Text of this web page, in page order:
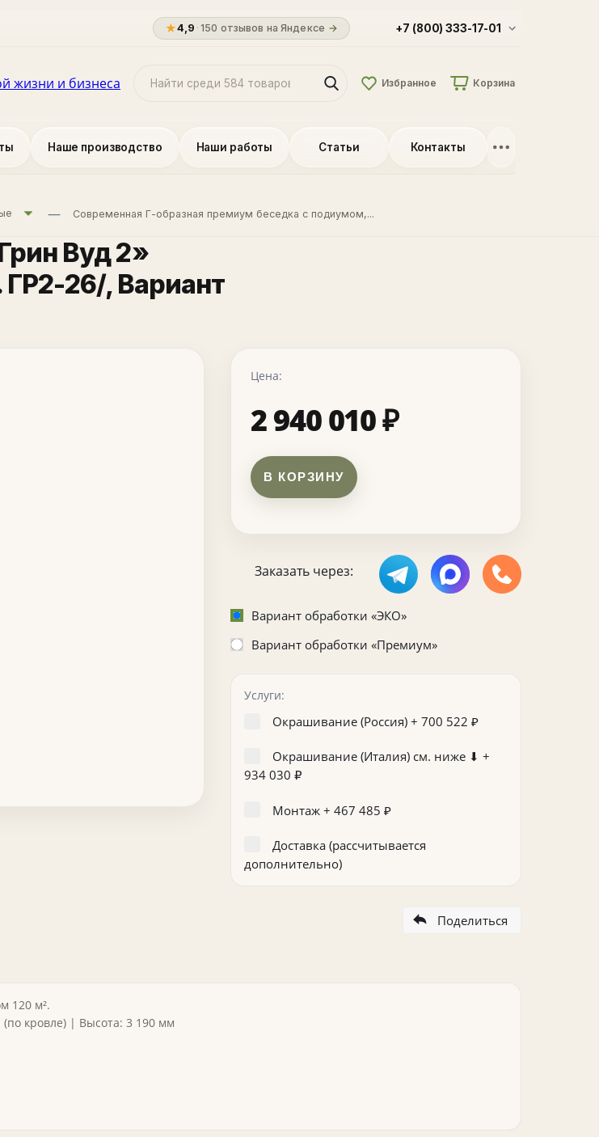
★4,9 · 150 отзывов на Яндексе → +7 (800) 333-17-01
Избранное Корзина
Наше производство Наши работы Статьи Контакты
Современная Г-образная премиум беседка с подиумом,...
Вуд 2»
ГР2-26/, Вариант
Цена:
2 940 010₽
В КОРЗИНУ
Заказать через:
Вариант обработки «ЭКО»
Вариант обработки «Премиум»
Услуги:
Окрашивание (Россия) + 700 522 ₽
Окрашивание (Италия) см. ниже ⬇ +
934 030 ₽
Монтаж + 467 485 ₽
Доставка (рассчитывается
дополнительно)
Поделиться
120 м².
кровле) | Высота: 3 190 мм